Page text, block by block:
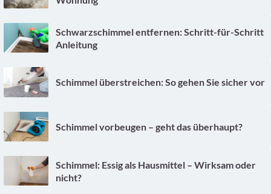
Schwarzschimmel entfernen: Schritt-für-Schritt
Anleitung
Schimmel überstreichen: So gehen Sie sicher vor
Schimmel vorbeugen – geht das überhaupt?
Schimmel: Essig als Hausmittel – Wirksam oder
nicht?